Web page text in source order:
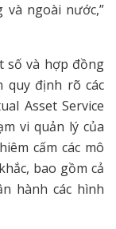
ngoài nước,”
số và hợp đồng
quy định rõ các
Asset Service
vi quản lý của
cấm các mô
bao gồm cả
hành các hình